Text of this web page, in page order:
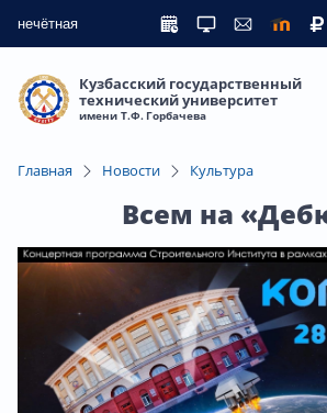
нечётная
Кузбасский государственный
технический университет
имени Т.Ф. Горбачева
Главная Новости Культура
Всем на